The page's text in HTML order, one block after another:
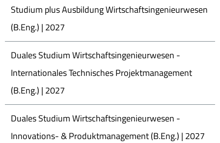
Studium plus Ausbildung Wirtschaftsingenieurwesen
(B.Eng.) | 2027
Duales Studium Wirtschaftsingenieurwesen -
Internationales Technisches Projektmanagement
(B.Eng.) | 2027
Duales Studium Wirtschaftsingenieurwesen -
Innovations- & Produktmanagement (B.Eng.) | 2027